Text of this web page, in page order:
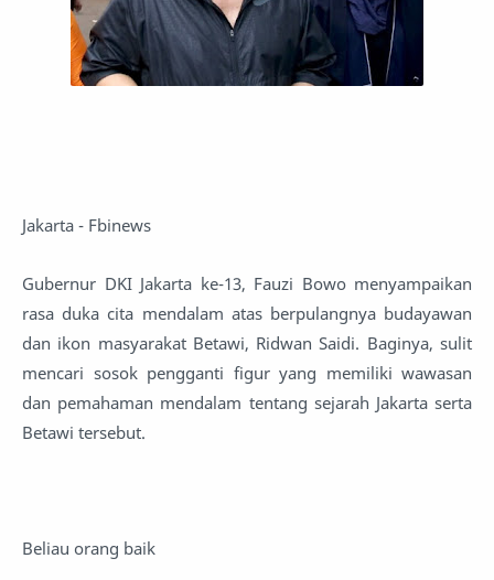
Jakarta - Fbinews
Gubernur DKI Jakarta ke-13, Fauzi Bowo menyampaikan
rasa duka cita mendalam atas berpulangnya budayawan
dan ikon masyarakat Betawi, Ridwan Saidi. Baginya, sulit
mencari sosok pengganti figur yang memiliki wawasan
dan pemahaman mendalam tentang sejarah Jakarta serta
Betawi tersebut.
Beliau orang baik